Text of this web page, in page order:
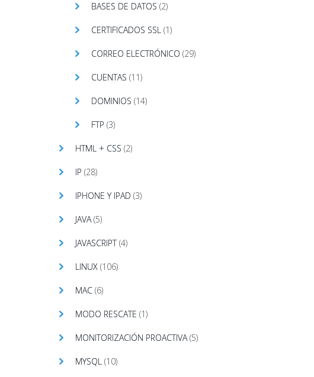
BASES DE DATOS (2)
CERTIFICADOS SSL (1)
CORREO ELECTRÓNICO (29)
CUENTAS (11)
DOMINIOS (14)
FTP (3)
HTML + CSS (2)
IP (28)
IPHONE Y IPAD (3)
JAVA(5)
JAVASCRIPT(4)
LINUX (106)
MAC (6)
MODO RESCATE (1)
MONITORIZACIÓN PROACTIVA(5)
MYSQL (10)